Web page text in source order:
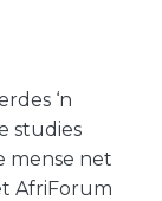
‘n
studies
mense net
AfriForum